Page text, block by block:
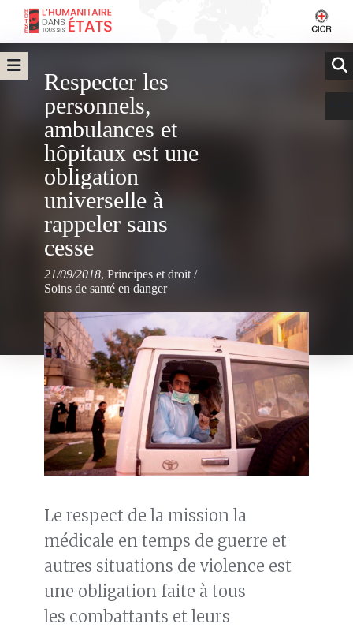
Respecter les
personnels,
ambulances et
hôpitaux est une
obligation
universelle à
rappeler sans
cesse
21/09/2018, Principes et droit /
Soins de santé en danger
Le respect de la mission la
médicale en temps de guerre et
autres situations de violence est
une obligation faite à tous
les combattants et leurs